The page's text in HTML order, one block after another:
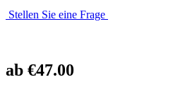
Stellen Sie eine Frage
ab €47.00